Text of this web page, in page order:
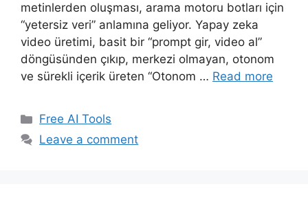
metinlerden oluşması, arama motoru botları için
“yetersiz veri” anlamına geliyor. Yapay zeka
video üretimi, basit bir “prompt gir, video al”
döngüsünden çıkıp, merkezi olmayan, otonom
ve sürekli içerik üreten “Otonom … Read more
Categories
Free AI Tools
Leave a comment